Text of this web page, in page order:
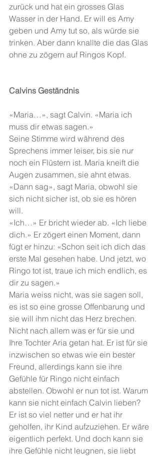
zurück und hat ein grosses Glas
Wasser in der Hand. Er will es Amy
geben und Amy tut so, als würde sie
trinken. Aber dann knallte die das Glas
ohne zu zögern auf Ringos Kopf.
Calvins Geständnis
«Maria…», sagt Calvin. «Maria ich
muss dir etwas sagen.»
Seine Stimme wird während des
Sprechens immer leiser, bis sie nur
noch ein Flüstern ist. Maria kneift die
Augen zusammen, sie ahnt etwas.
«Dann sag», sagt Maria, obwohl sie
sich nicht sicher ist, ob sie es hören
will.
«Ich…» Er bricht wieder ab. «Ich liebe
dich.» Er zögert einen Moment, dann
fügt er hinzu: «Schon seit ich dich das
erste Mal gesehen habe. Und jetzt, wo
Ringo tot ist, traue ich mich endlich, es
dir zu sagen.»
Maria weiss nicht, was sie sagen soll,
es ist so eine grosse Offenbarung und
sie will ihm nicht das Herz brechen.
Nicht nach allem was er für sie und
Ihre Tochter Aria getan hat. Er ist für sie
inzwischen so etwas wie ein bester
Freund, allerdings kann sie ihre
Gefühle für Ringo nicht einfach
abstellen. Obwohl er nun tot ist. Warum
kann sie nicht einfach Calvin lieben?
Er ist so viel netter und er hat ihr
geholfen, ihr Kind aufzuziehen. Er wäre
eigentlich perfekt. Und doch kann sie
ihre Gefühle nicht leugnen, sie liebt